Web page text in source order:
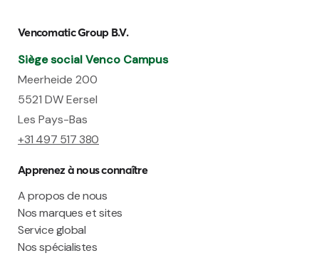
Vencomatic Group B.V.
Siège social Venco Campus
Meerheide 200
5521 DW Eersel
Les Pays-Bas
+31 497 517 380
Apprenez à nous connaître
A propos de nous
Nos marques et sites
Service global
Nos spécialistes